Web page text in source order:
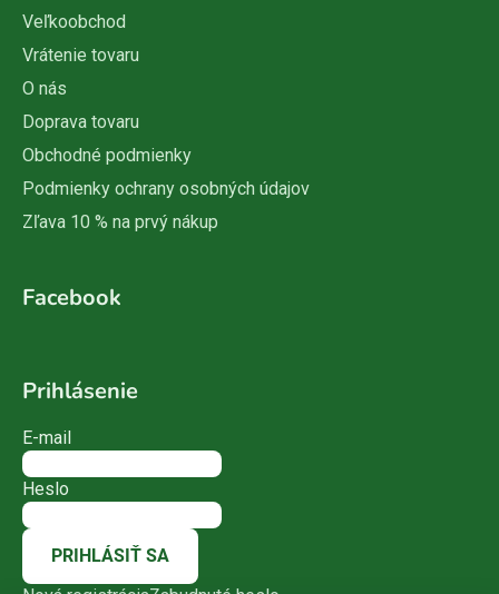
Veľkoobchod
Vrátenie tovaru
O nás
Doprava tovaru
Obchodné podmienky
Podmienky ochrany osobných údajov
Zľava 10 % na prvý nákup
Facebook
Prihlásenie
E-mail
Heslo
PRIHLÁSIŤ SA